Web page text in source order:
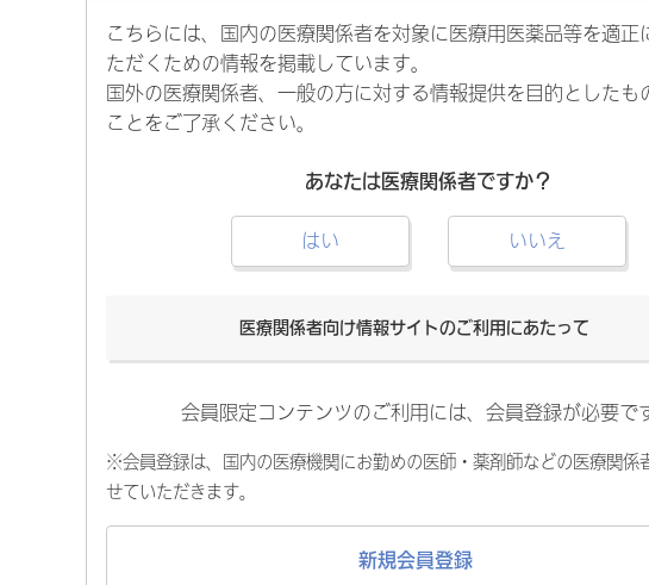
こちらには、国内の医療関係者を対象に医療用医薬品等を適正
ただくための情報を掲載しています。
国外の医療関係者、一般の方に対する情報提供を目的としたも
ことをご了承ください。
あなたは医療関係者ですか？
はい いいえ
医療関係者向け情報サイトのご利用にあたって
会員限定コンテンツのご利用には、会員登録が必要で
※会員登録は、国内の医療機関にお勤めの医師・薬剤師などの医療関係
せていただきます。
新規会員登録